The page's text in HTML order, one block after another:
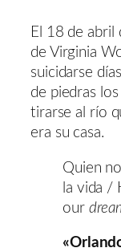
El 18 de
de Virginia
suicidarse
de piedras
tirarse al río
era su casa.
Quien
la vida /
our